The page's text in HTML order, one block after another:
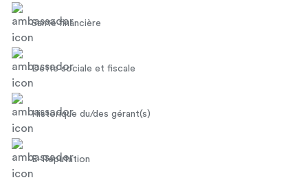
Santé financière
Dette sociale et fiscale
Historique du/des gérant(s)
E-Réputation